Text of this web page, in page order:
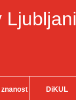
Ljubljani
DiKUL